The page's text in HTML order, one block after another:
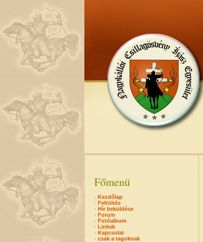
Főmenü
· Kezdőlap
· Feltöltés
· Hír beküldése
· Forum
· Fotóalbum
· Linkek
· Kapcsolat
· csak a tagoknak